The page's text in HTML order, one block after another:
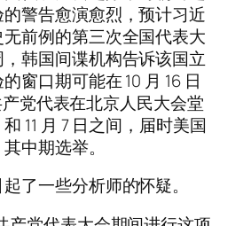
警告愈演愈烈，预计习近
前例的第三次全国代表大
韩国间谍机构告诉该国立
窗口期可能在 10 月 16 日
产党代表在北京人民大会堂
11 月 7 日之间，届时美国
中期选举。
了一些分析师的怀疑。